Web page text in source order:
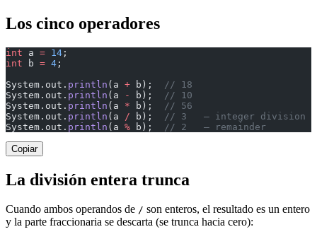
Los cinco operadores
int a = 14 ;
int b = 4 ;
System.out. println (a + b);
// 18
System.out. println (a - b);
// 10
System.out. println (a * b);
// 56
System.out. println (a / b);
// 3   — integer division
System.out. println (a % b); // 2   — remainder
Copiar
La división entera trunca
Cuando ambos operandos de / son enteros, el resultado es un entero
y la parte fraccionaria se descarta (se trunca hacia cero):